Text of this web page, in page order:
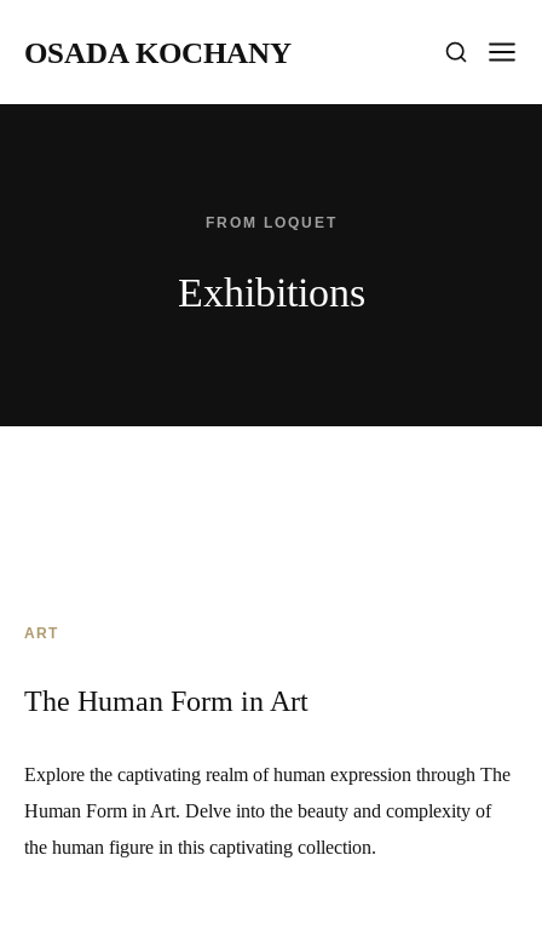
OSADA KOCHANY
FROM LOQUET
Exhibitions
ART
The Human Form in Art
Explore the captivating realm of human expression through The
Human Form in Art. Delve into the beauty and complexity of
the human figure in this captivating collection.